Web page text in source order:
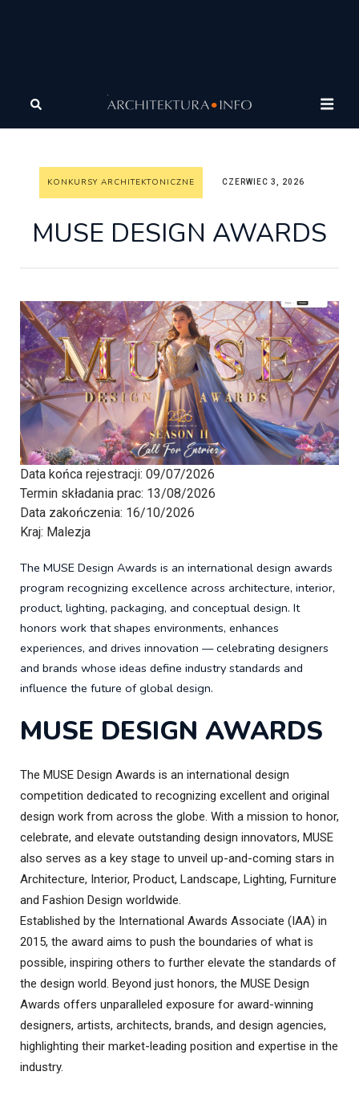
Wiadomości
MUSE DESIGN AWARDS
KONKURSY ARCHITEKTONICZNE CZERWIEC 3, 2026
MUSE DESIGN AWARDS
Data końca rejestracji: 09/07/2026
Termin składania prac: 13/08/2026
Data zakończenia: 16/10/2026
Kraj: Malezja
The MUSE Design Awards is an international design awards
program recognizing excellence across architecture, interior,
product, lighting, packaging, and conceptual design. It
honors work that shapes environments, enhances
experiences, and drives innovation — celebrating designers
and brands whose ideas define industry standards and
influence the future of global design.
MUSE DESIGN AWARDS
The MUSE Design Awards is an international design
competition dedicated to recognizing excellent and original
design work from across the globe. With a mission to honor,
celebrate, and elevate outstanding design innovators, MUSE
also serves as a key stage to unveil up-and-coming stars in
Architecture, Interior, Product, Landscape, Lighting, Furniture
and Fashion Design worldwide.
Established by the International Awards Associate (IAA) in
2015, the award aims to push the boundaries of what is
possible, inspiring others to further elevate the standards of
the design world. Beyond just honors, the MUSE Design
Awards offers unparalleled exposure for award-winning
designers, artists, architects, brands, and design agencies,
highlighting their market-leading position and expertise in the
industry.